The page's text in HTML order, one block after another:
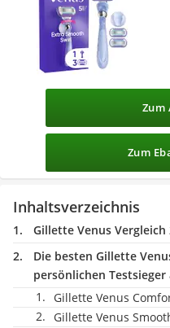
Zum
Zum
Inhaltsverzeichnis
Gillette Venus Vergleich
Die besten Gillette
persönlichen
Gillette Venus
Gillette Venus